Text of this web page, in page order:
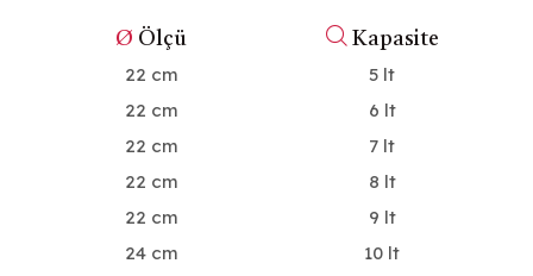
Ø Ölçü
22 cm
22 cm
22 cm
22 cm
22 cm
24 cm
Kapasite
5 lt
6 lt
7 lt
8 lt
9 lt
10 lt